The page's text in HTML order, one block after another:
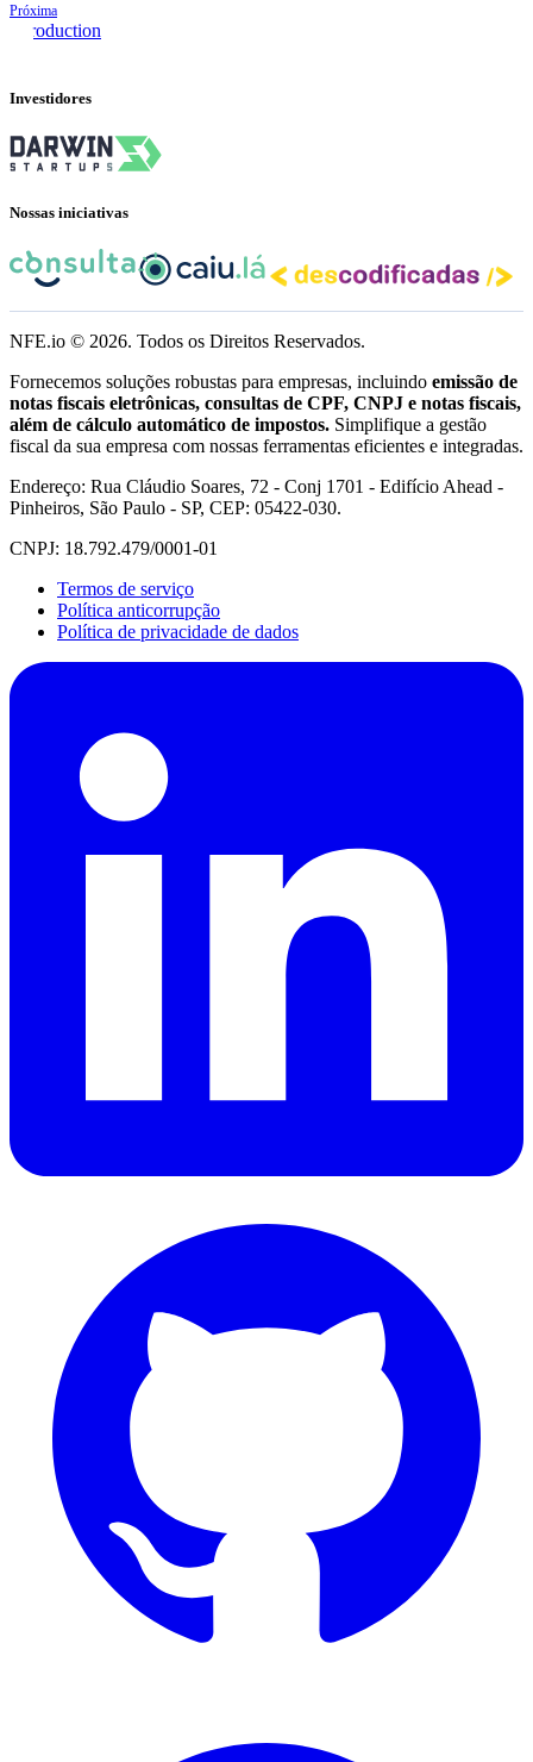
Próxima
Introduction
Investidores
Nossas iniciativas
NFE.io © 2026. Todos os Direitos Reservados.
Fornecemos soluções robustas para empresas, incluindo emissão de
notas fiscais eletrônicas, consultas de CPF, CNPJ e notas fiscais,
além de cálculo automático de impostos. Simplifique a gestão
fiscal da sua empresa com nossas ferramentas eficientes e integradas.
Endereço: Rua Cláudio Soares, 72 - Conj 1701 - Edifício Ahead -
Pinheiros, São Paulo - SP, CEP: 05422-030.
CNPJ: 18.792.479/0001-01
Termos de serviço
Política anticorrupção
Política de privacidade de dados